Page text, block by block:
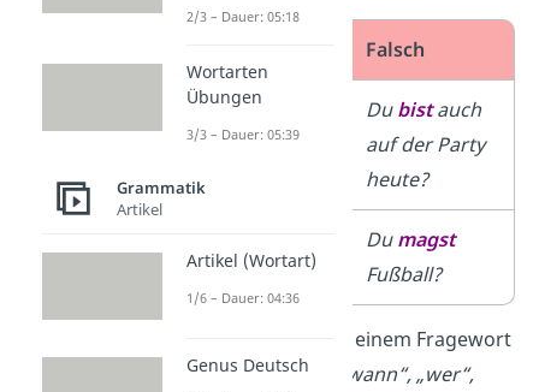
Falsch
Bistdu heute
auch auf der
Party?
Dubistauch
auf der Party
heute?
Fußball?
Dumagst
Fußball?
Wird die Frage mit einem Fragewort
wie zum Beispiel „
wann“, „wer“,
2/3 – Dauer: 05:18
Wortarten
Übungen
3/3 – Dauer: 05:39
Grammatik
Artikel
Artikel (Wortart)
1/6 – Dauer: 04:36
Genus Deutsch